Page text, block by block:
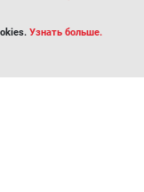
Узнать больше.